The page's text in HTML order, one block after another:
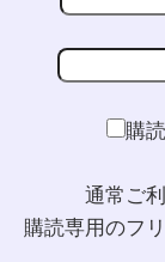
購
通常ご
購読専用のフ